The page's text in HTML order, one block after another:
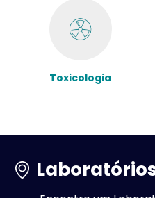
Toxicologia